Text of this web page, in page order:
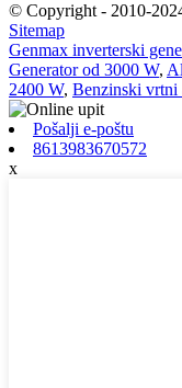
© Copyright - 2010-
Sitemap
Genmax inverterski
Generator od 3000 W,
2400 W, Benzinski vrtni
Pošalji e-poštu
8613983670572
x